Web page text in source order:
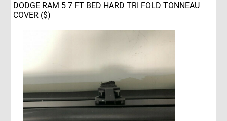
DODGE RAM 5 7 FT BED HARD TRI FOLD TONNEAU
COVER ($)